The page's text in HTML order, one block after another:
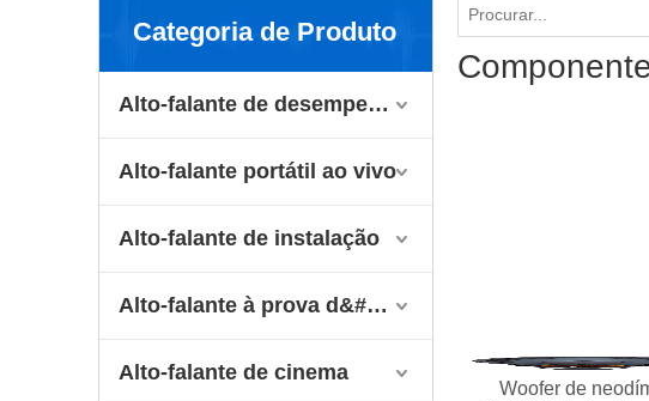
Categoria de Produto
Alto-falante de desempenho
Alto-falante portátil ao vivo
Alto-falante de instalação
Alto-falante à prova d&#39;água
Alto-falante de cinema
Woofer de